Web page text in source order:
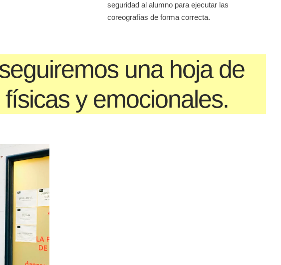
seguridad al alumno para ejecutar las
coreografías de forma correcta.
una hoja de
y emocionales.
son
ya reciben
esfuerzo